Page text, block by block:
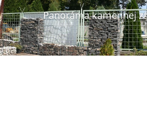
Panoráma kamennej